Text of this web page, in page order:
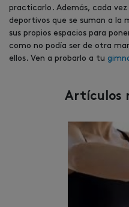
practicarlo. Además, cada
deportivos que se suman a la
sus propios espacios para
como no podía ser de otra
ellos. Ven a probarlo a tu
Artículos